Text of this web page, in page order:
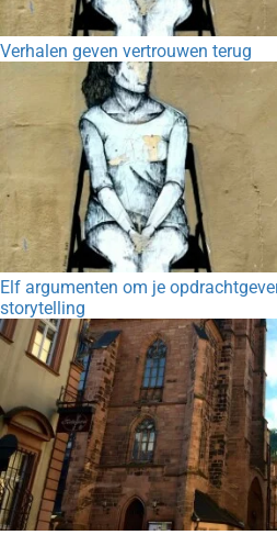
Verhalen geven vertrouwen terug
Elf argumenten om je
storytelling